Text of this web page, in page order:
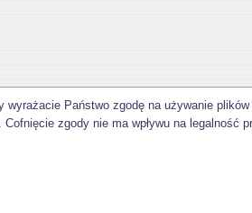
Państwo zgodę na używanie
zgody nie ma wpływu na legalność